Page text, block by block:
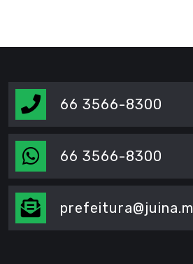
66 3566-8300
66 3566-8300